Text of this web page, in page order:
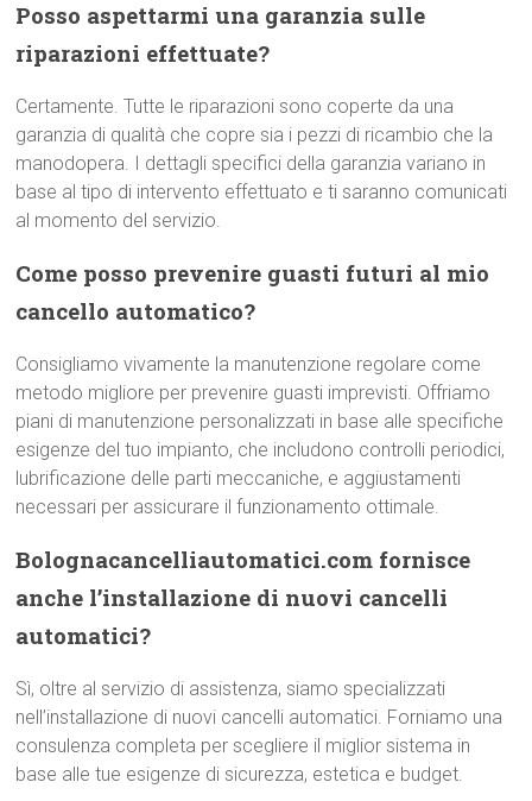
Posso aspettarmi una garanzia sulle
riparazioni effettuate?
Certamente. Tutte le riparazioni sono coperte da una
garanzia di qualità che copre sia i pezzi di ricambio che la
manodopera. I dettagli specifici della garanzia variano in
base al tipo di intervento effettuato e ti saranno comunicati
al momento del servizio.
Come posso prevenire guasti futuri al mio
cancello automatico?
Consigliamo vivamente la manutenzione regolare come
metodo migliore per prevenire guasti imprevisti. Offriamo
piani di manutenzione personalizzati in base alle specifiche
esigenze del tuo impianto, che includono controlli periodici,
lubrificazione delle parti meccaniche, e aggiustamenti
necessari per assicurare il funzionamento ottimale.
Bolognacancelliautomatici.com fornisce
anche l’installazione di nuovi cancelli
automatici?
Sì, oltre al servizio di assistenza, siamo specializzati
nell’installazione di nuovi cancelli automatici. Forniamo una
consulenza completa per scegliere il miglior sistema in
base alle tue esigenze di sicurezza, estetica e budget.